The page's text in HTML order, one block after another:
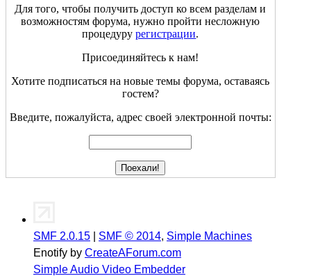
Для того, чтобы получить доступ ко всем разделам и
возможностям форума, нужно пройти несложную
процедурурегистрации.
Присоединяйтесь к нам!
Хотите подписаться на новые темы форума, оставаясь
гостем?
Введите, пожалуйста, адрес своей электронной почты:
SMF 2.0.15 SMF © 2014, Simple Machines
Enotify by CreateAForum.com
Simple Audio Video Embedder